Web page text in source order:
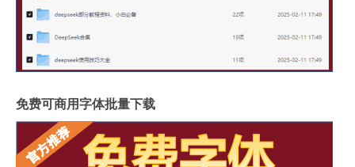
免费可商用字体批量下载